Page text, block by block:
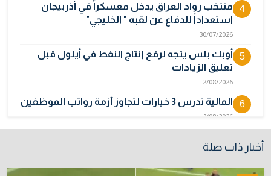
4
منتخب رواد العراق يدخل معسكراً في أذربيجان
استعداداً للدفاع عن لقبه " الخليجي"
30/07/2026
5
أوبك بلس يتجه لرفع إنتاج النفط في أيلول قبل
تعليق الزيادات
2/08/2026
6 المالية تدرس 3 خيارات لتجاوز أزمة رواتب الموظفين
3/08/2026
رسمياً اتهام إيران بحادث ميناء دمياط
31/07/2026
أخبار ذات صلة